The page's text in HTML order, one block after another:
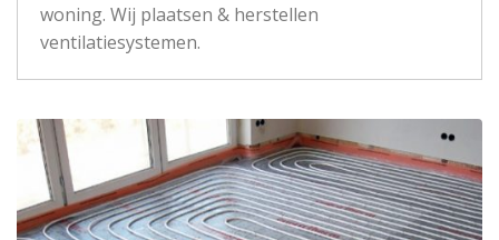
woning. Wij plaatsen & herstellen
ventilatiesystemen.